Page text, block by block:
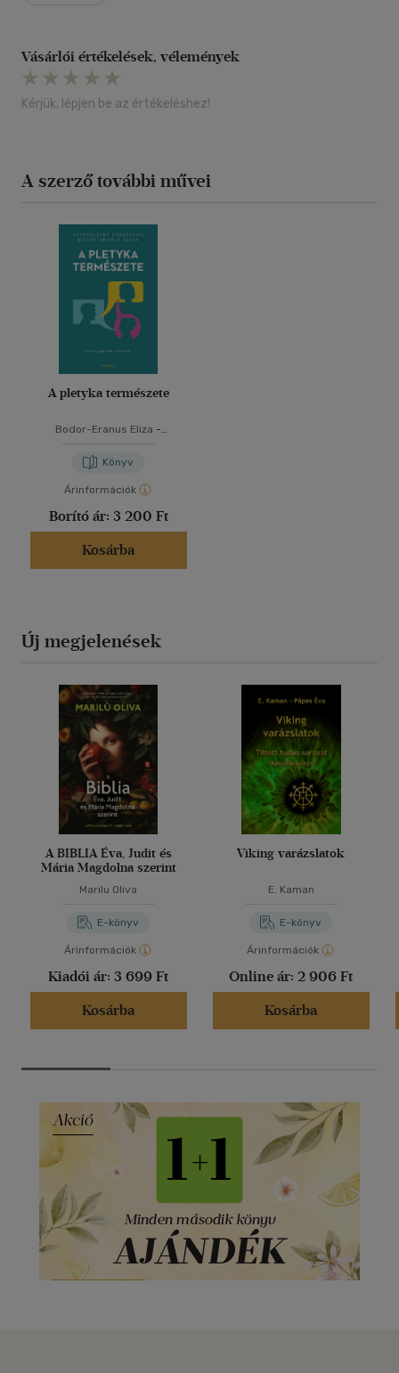
Vásárlói értékelések, vélemények
Kérjük, lépjen be az értékeléshez!
A szerző további művei
A pletyka természete
Bodor-Eranus Eliza -
Könyv
Árinformációk
Borító ár: 3 200 Ft
Kosárba
Új megjelenések
A BIBLIA Éva, Judit és
Mária Magdolna szerint
Marilu Oliva
E-könyv
Árinformációk
Kiadói ár: 3 699 Ft
Kosárba
Viking varázslatok
E. Kaman
E-könyv
Árinformációk
Online ár: 2 906 Ft
Kosárba